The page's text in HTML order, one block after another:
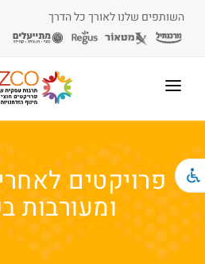
השותפים שלנו לאורך כל הדרך
על BIZCO
BIZCO לעסקים
BIZCO לרשויות
BIZCO לארגונים
פרויקטים
ומעורבות